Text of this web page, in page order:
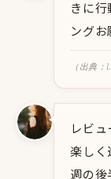
きに
ングお
（出典
レビ
楽しく
週の後